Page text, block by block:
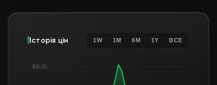
Історія цін 1W 1M 6M 1Y ВСЕ
$18.00